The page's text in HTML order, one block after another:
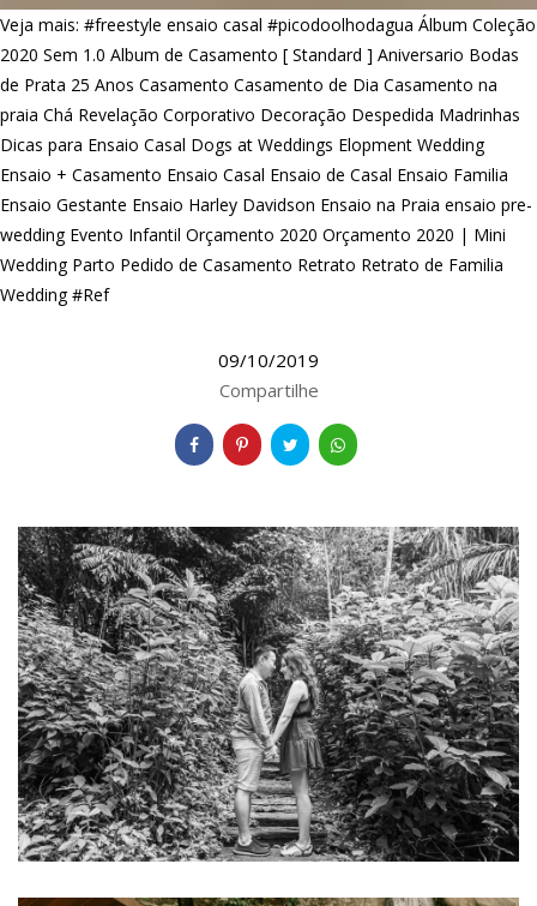
Veja mais: #freestyle ensaio casal #picodoolhodagua Álbum Coleção
2020 Sem 1.0 Album de Casamento [ Standard ] Aniversario Bodas
de Prata 25 Anos Casamento Casamento de Dia Casamento na
praia Chá Revelação Corporativo Decoração Despedida Madrinhas
Dicas para Ensaio Casal Dogs at Weddings Elopment Wedding
Ensaio + Casamento Ensaio Casal Ensaio de Casal Ensaio Familia
Ensaio Gestante Ensaio Harley Davidson Ensaio na Praia ensaio pre-
wedding Evento Infantil Orçamento 2020 Orçamento 2020 | Mini
Wedding Parto Pedido de Casamento Retrato Retrato de Familia
Wedding #Ref
09/10/2019
Compartilhe